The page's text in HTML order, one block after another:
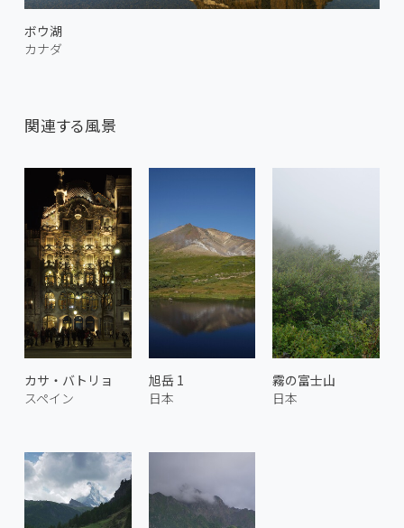
ボウ湖
カナダ
関連する風景
カサ・バトリョ
スペイン
旭岳 1
日本
霧の富士山
日本